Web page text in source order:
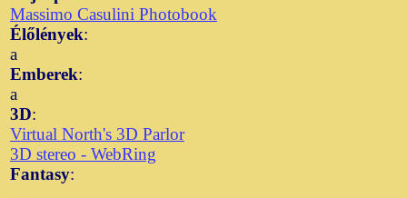
Massimo Casulini Photobook
Élőlények:
a
Emberek:
a
3D:
Virtual North's 3D Parlor
3D stereo - WebRing
Fantasy: